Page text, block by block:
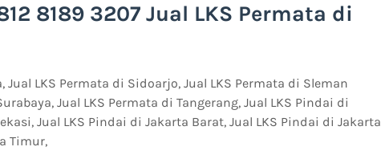
8189 3207 Jual LKS Permata di
Jual LKS Permata di Sidoarjo, Jual LKS Permata di Sleman
Jual LKS Permata di Tangerang, Jual LKS Pindai di
Jual LKS Pindai di Jakarta Barat, Jual LKS Pindai di Jakarta
Timur,